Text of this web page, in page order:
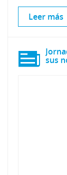
Leer más